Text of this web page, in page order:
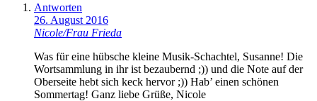
Antworten
26. August 2016
Nicole/Frau Frieda
Was für eine hübsche kleine Musik-Schachtel, Susanne! Die
Wortsammlung in ihr ist bezaubernd ;)) und die Note auf der
Oberseite hebt sich keck hervor ;)) Hab’ einen schönen
Sommertag! Ganz liebe Grüße, Nicole